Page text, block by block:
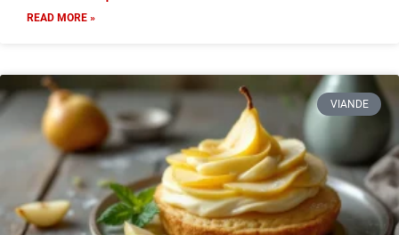
READ MORE »
VIANDE